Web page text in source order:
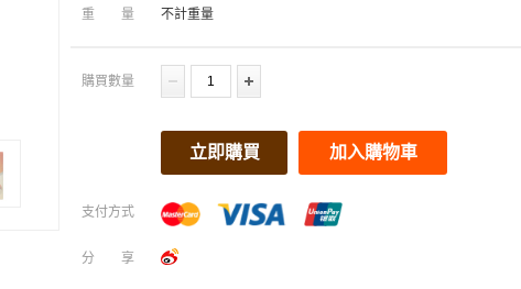
重量 不計重量
購買數量
立即購買 加入購物車
支付方式
分享